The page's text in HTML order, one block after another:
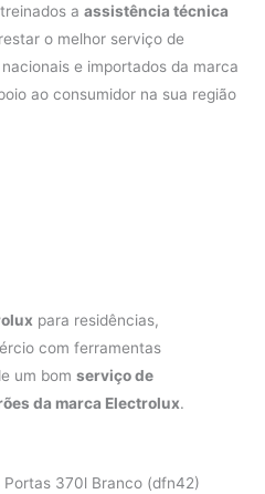
aassistência técnica
o melhor serviço de
e importados da marca
ao consumidor na sua região
para residências,
com ferramentas
um bomserviço de
da marca Electrolux.
Portas 370l Branco (dfn42)